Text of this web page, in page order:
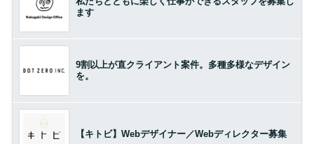
ます
9割以上が直クライアント案件。多種多様なデザイン
を。
【キトビ】Webデザイナー／Webディレクター募集